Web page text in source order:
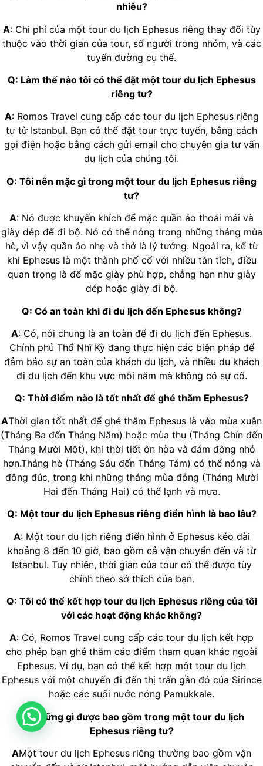
nhiêu?
A: Chi phí của một tour du lịch Ephesus riêng thay đổi tùy
thuộc vào thời gian của tour, số người trong nhóm, và các
tuyến đường cụ thể.
Q: Làm thế nào tôi có thể đặt một tour du lịch Ephesus
riêng tư?
A: Romos Travel cung cấp các tour du lịch Ephesus riêng
tư từ Istanbul. Bạn có thể đặt tour trực tuyến, bằng cách
gọi điện hoặc bằng cách gửi email cho chuyên gia tư vấn
du lịch của chúng tôi.
Q: Tôi nên mặc gì trong một tour du lịch Ephesus riêng
tư?
A: Nó được khuyến khích để mặc quần áo thoải mái và
giày dép để đi bộ. Nó có thể nóng trong những tháng mùa
hè, vì vậy quần áo nhẹ và thở là lý tưởng. Ngoài ra, kể từ
khi Ephesus là một thành phố cổ với nhiều tàn tích, điều
quan trọng là để mặc giày phù hợp, chẳng hạn như giày
dép hoặc giày đi bộ.
Q: Có an toàn khi đi du lịch đến Ephesus không?
A: Có, nói chung là an toàn để đi du lịch đến Ephesus.
Chính phủ Thổ Nhĩ Kỳ đang thực hiện các biện pháp để
đảm bảo sự an toàn của khách du lịch, và nhiều du khách
đi du lịch đến khu vực mỗi năm mà không có sự cố.
Q: Thời điểm nào là tốt nhất để ghé thăm Ephesus?
AThời gian tốt nhất để ghé thăm Ephesus là vào mùa xuân
(Tháng Ba đến Tháng Năm) hoặc mùa thu (Tháng Chín đến
Tháng Mười Một), khi thời tiết ôn hòa và đám đông nhỏ
hơn.Tháng hè (Tháng Sáu đến Tháng Tám) có thể nóng và
đông đúc, trong khi những tháng mùa đông (Tháng Mười
Hai đến Tháng Hai) có thể lạnh và mưa.
Q: Một tour du lịch Ephesus riêng điển hình là bao lâu?
A: Một tour du lịch riêng điển hình ở Ephesus kéo dài
khoảng 8 đến 10 giờ, bao gồm cả vận chuyển đến và từ
Istanbul. Tuy nhiên, thời gian của tour có thể được tùy
chỉnh theo sở thích của bạn.
Q: Tôi có thể kết hợp tour du lịch Ephesus riêng của tôi
với các hoạt động khác không?
A: Có, Romos Travel cung cấp các tour du lịch kết hợp
cho phép bạn ghé thăm các điểm tham quan khác ngoài
Ephesus. Ví dụ, bạn có thể kết hợp một tour du lịch
Ephesus với một chuyến đi đến thị trấn gần đó của Sirince
hoặc các suối nước nóng Pamukkale.
Q: Những gì được bao gồm trong một tour du lịch
Ephesus riêng tư?
AMột tour du lịch Ephesus riêng thường bao gồm vận